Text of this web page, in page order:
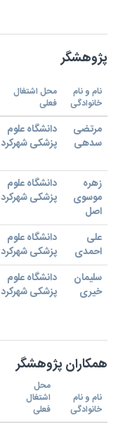
پژوهشگر
نام و نام
خانوادگی
محل اشتغال
فعلی
مرتضی
سدهی
دانشگاه علوم
پزشکی شهرکرد
زهره
موسوی
اصل
دانشگاه علوم
پزشکی شهرکرد
علی
احمدی
دانشگاه علوم
پزشکی شهرکرد
سلیمان
خیری
دانشگاه علوم
پزشکی شهرکرد
همکاران پژوهشگر
نام و نام
خانوادگی
محل
اشتغال
فعلی